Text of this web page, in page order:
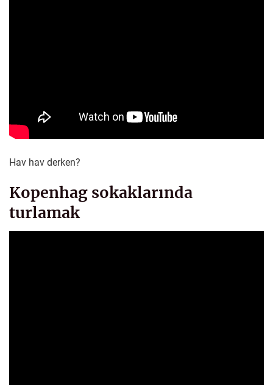
Hav hav derken?
Kopenhag sokaklarında
turlamak